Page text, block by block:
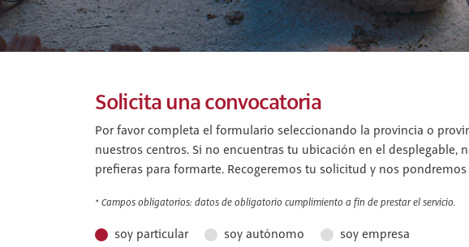
Solicita una convocatoria
Por favor completa el formulario seleccionando la provincia o
nuestros centros. Si no encuentras tu ubicación en el
prefieras para formarte. Recogeremos tu solicitud y nos
* Campos obligatorios: datos de obligatorio cumplimiento a fin de prestar el servicio.
soy particular soy autónomo soy empresa